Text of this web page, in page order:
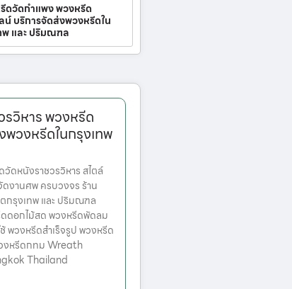
ดวัดกำแพง พวงหรีด
น์ บริการจัดส่งพวงหรีดใน
พ และ ปริมณฑล
วิหาร พวงหรีด
วงหรีดในกรุงเทพ
ดหนังราชวรวิหาร สไตล์
งานศพ ครบวงจร ร้าน
กรุงเทพ และ ปริมณฑล
ดอกไม้สด พวงหรีดพัดลม
พวงหรีดสำเร็จรูป พวงหรีด
งหรีดกทม Wreath
Thailand